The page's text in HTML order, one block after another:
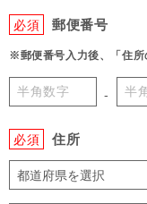
必須 郵便番号
※郵便番号入力後、「住所
-
必須 住所
都道府県を選択